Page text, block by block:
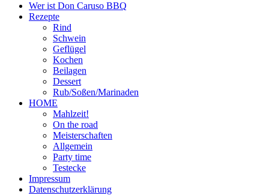
Wer ist Don Caruso BBQ
Rezepte
Rind
Schwein
Geflügel
Kochen
Beilagen
Dessert
Rub/Soßen/Marinaden
HOME
Mahlzeit!
On the road
Meisterschaften
Allgemein
Party time
Testecke
Impressum
Datenschutzerklärung